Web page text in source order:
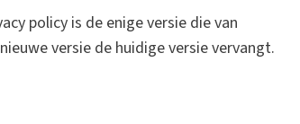
policy is de enige versie die van
versie de huidige versie vervangt.